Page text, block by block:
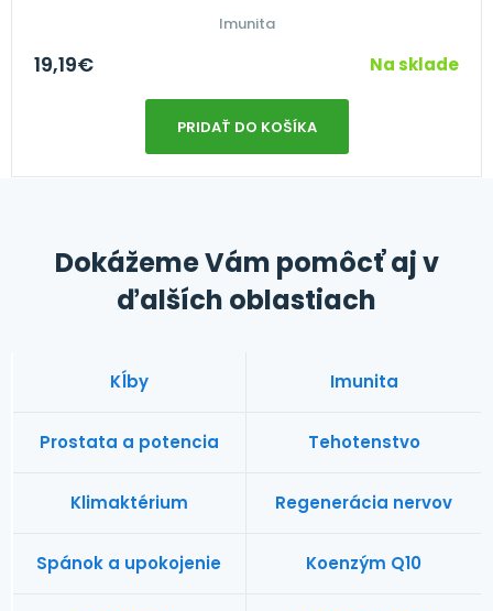
Imunita
19,19€ Na sklade
PRIDAŤ DO KOŠÍKA
Dokážeme Vám pomôcť aj v
ďalších oblastiach
Kĺby Imunita
Prostata a potencia Tehotenstvo
Klimaktérium Regenerácia nervov
Spánok a upokojenie Koenzým Q10